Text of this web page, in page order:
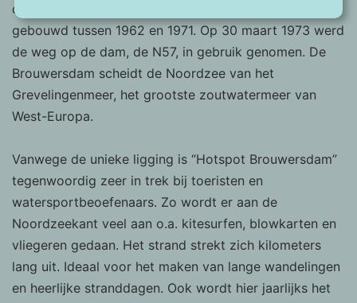
Noodzakelijk:
Noodzakelijke cookies helpen een website
bruikbaarder te maken, door basisfuncties
als paginanavigatie en toegang tot beveiligde
gedeelten van de website mogelijk te maken.
Zonder deze cookies kan de website niet
naar behoren werken.
Marketing:
Deze site gebruikt cookies en Google
technologieën om het siteverkeer te
analyseren. Het doel van marketingcookies is
advertenties weergeven die zijn afgestemd
op en relevant zijn voor de individuele
gebruiker. Deze advertenties worden zo
waardevoller voor uitgevers en externe
adverteerders.
de provincies Zuid-Holland en Zeeland en werd
gebouwd tussen 1962 en 1971. Op 30 maart 1973 werd
de weg op de dam, de N57, in gebruik genomen. De
Brouwersdam scheidt de Noordzee van het
Grevelingenmeer, het grootste zoutwatermeer van
West-Europa.
Vanwege de unieke ligging is “Hotspot Brouwersdam”
tegenwoordig zeer in trek bij toeristen en
watersportbeoefenaars. Zo wordt er aan de
Noordzeekant veel aan o.a. kitesurfen, blowkarten en
vliegeren gedaan. Het strand strekt zich kilometers
lang uit. Ideaal voor het maken van lange wandelingen
en heerlijke stranddagen. Ook wordt hier jaarlijks het